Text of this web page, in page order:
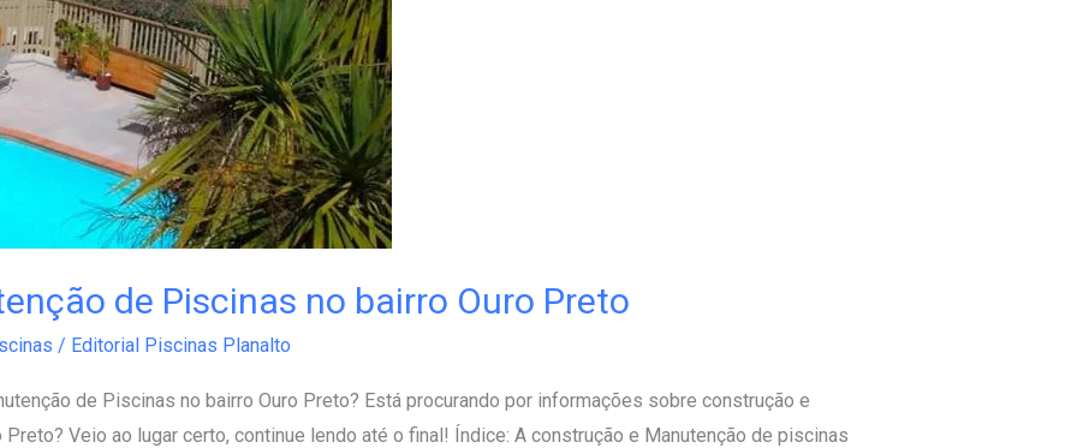
de Piscinas no bairro Ouro Preto
/ Editorial Piscinas Planalto
de Piscinas no bairro Ouro Preto? Está procurando por informações sobre construção e
Veio ao lugar certo, continue lendo até o final! Índice: A construção e Manutenção de piscinas